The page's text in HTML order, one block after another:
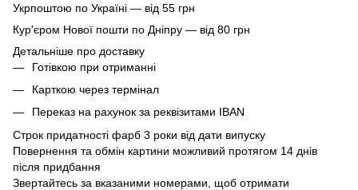
Укрпоштою по Україні — від 55 грн
Кур'єром Нової пошти по Дніпру — від 80 грн
Детальніше про доставку
Готівкою при отриманні
Карткою через термінал
Переказ на рахунок за реквізитами IBAN
Строк придатності фарб 3 роки від дати випуску
Повернення та обмін картини можливий протягом 14 днів
після придбання
Звертайтесь за вказаними номерами, щоб отримати